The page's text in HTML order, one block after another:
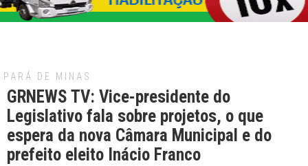
PARÁ DE MINAS
GRNEWS TV: Vice-presidente do
Legislativo fala sobre projetos, o que
espera da nova Câmara Municipal e do
prefeito eleito Inácio Franco